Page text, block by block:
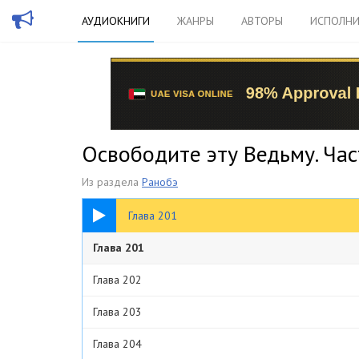
АУДИОКНИГИ ЖАНРЫ АВТОРЫ
Освободите эту Ведьму.
Из раздела Ранобэ
Глава 201
10:54
Глава 201
Глава 202
Глава 203
Глава 204